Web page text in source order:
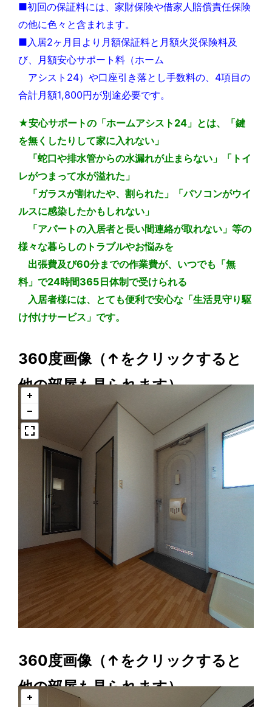
■初回の保証料には、家財保険や借家人賠償責任保険
の他に色々と含まれます。
■入居2ヶ月目より月額保証料と月額火災保険料及
び、月額安心サポート料（ホーム
アシスト24）や口座引き落とし手数料の、4項目の
合計月額1,800円が別途必要です。
★安心サポートの「ホームアシスト24」とは、「鍵
を無くしたりして家に入れない」
「蛇口や排水管からの水漏れが止まらない」「トイ
レがつまって水が溢れた」
「ガラスが割れたや、割られた」「パソコンがウイ
ルスに感染したかもしれない」
「アパートの入居者と長い間連絡が取れない」等の
様々な暮らしのトラブルやお悩みを
出張費及び60分までの作業費が、いつでも「無
料」で24時間365日体制で受けられる
入居者様には、とても便利で安心な「生活見守り駆
け付けサービス」です。